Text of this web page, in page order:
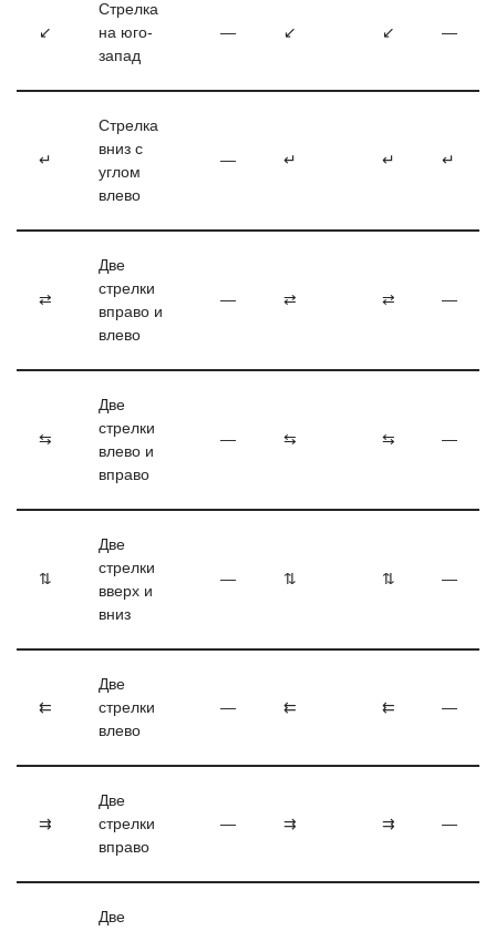
↙
Стрелка
на юго-
запад
— ↙ ↙ —
↵
Стрелка
вниз с
углом
влево
— ↵ ↵ ↵
⇄
Две
стрелки
вправо и
влево
— ⇄ ⇄ —
⇆
Две
стрелки
влево и
вправо
— ⇆ ⇆ —
⇅
Две
стрелки
вверх и
вниз
— ⇅ ⇅ —
⇇
Две
стрелки
влево
— ⇇ ⇇ —
⇉
Две
стрелки
вправо
— ⇉ ⇉ —
Две